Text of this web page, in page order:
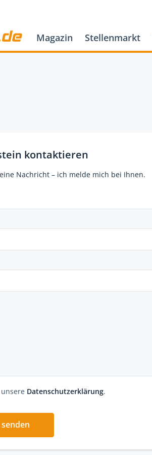
Magazin Stellenmarkt
kontaktieren
Nachricht – ich melde mich bei Ihnen.
Datenschutzerklärung.